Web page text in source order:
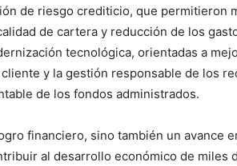
de riesgo crediticio, que permitieron
de cartera y reducción de los
tecnológica, orientadas a
y la gestión responsable de los
de los fondos administrados.
financiero, sino también un avance
al desarrollo económico de miles